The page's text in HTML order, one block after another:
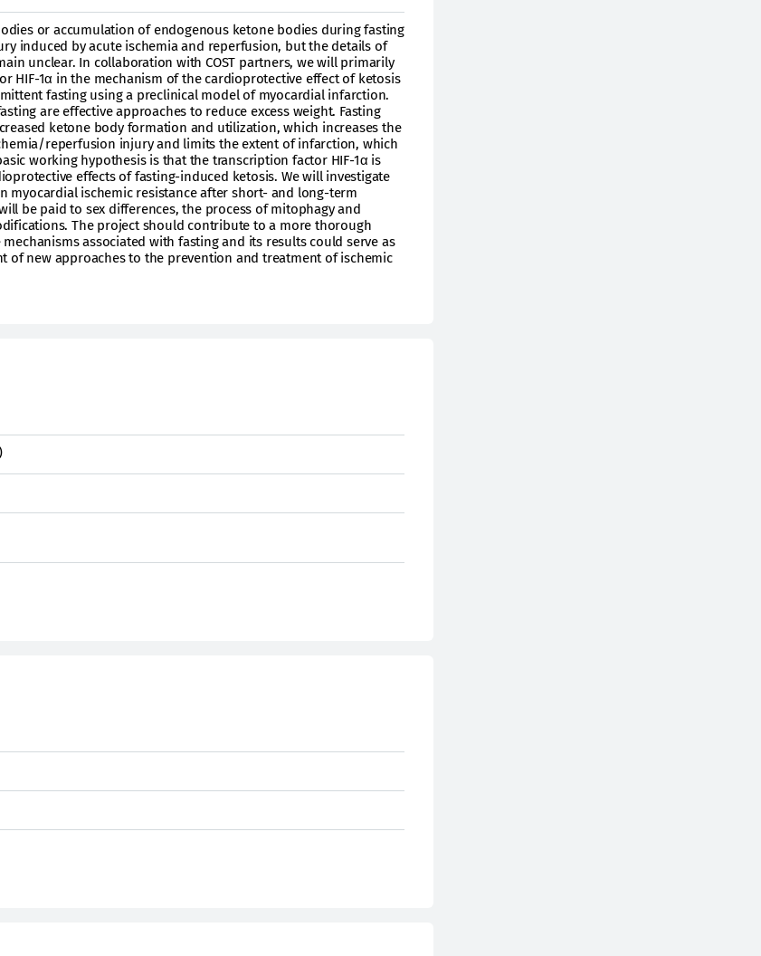
or accumulation of endogenous ketone bodies during fasting
induced by acute ischemia and reperfusion, but the details of
unclear. In collaboration with COST partners, we will primarily
HIF-1α in the mechanism of the cardioprotective effect of ketosis
fasting using a preclinical model of myocardial infarction.
are effective approaches to reduce excess weight. Fasting
ketone body formation and utilization, which increases the
reperfusion injury and limits the extent of infarction, which
working hypothesis is that the transcription factor HIF-1α is
effects of fasting-induced ketosis. We will investigate
myocardial ischemic resistance after short- and long-term
be paid to sex differences, the process of mitophagy and
The project should contribute to a more thorough
associated with fasting and its results could serve as
of new approaches to the prevention and treatment of ischemic